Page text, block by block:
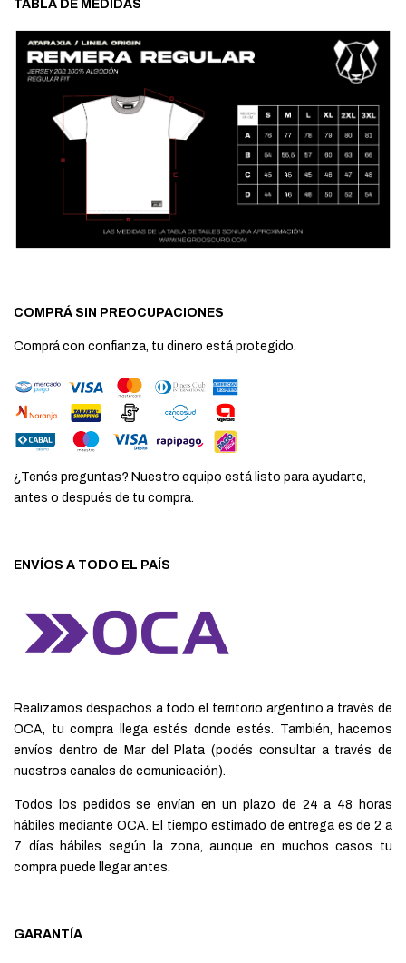
TABLA DE MEDIDAS
COMPRÁ SIN PREOCUPACIONES
Comprá con confianza, tu dinero está protegido.
¿Tenés preguntas? Nuestro equipo está listo para ayudarte,
antes o después de tu compra.
ENVÍOS A TODO EL PAÍS
Realizamos despachos a todo el territorio argentino a través de
OCA, tu compra llega estés donde estés. También, hacemos
envíos dentro de Mar del Plata (podés consultar a través de
nuestros canales de comunicación).
Todos los pedidos se envían en un plazo de 24 a 48 horas
hábiles mediante OCA. El tiempo estimado de entrega es de 2 a
7 días hábiles según la zona, aunque en muchos casos tu
compra puede llegar antes.
GARANTÍA